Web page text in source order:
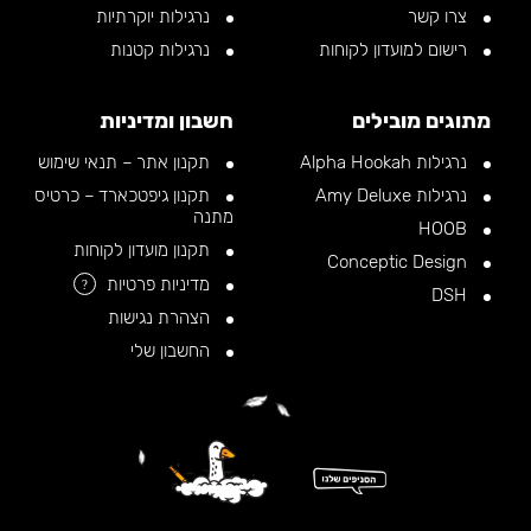
צרו קשר
רישום למועדון לקוחות
נרגילות יוקרתיות
נרגילות קטנות
מתוגים מובילים
נרגילות Alpha Hookah
נרגילות Amy Deluxe
חשבון ומדיניות
תקנון אתר – תנאי שימוש
תקנון גיפטכארד – כרטיס
מתנה
תקנון מועדון לקוחות
מדיניות פרטיות
?
הצהרת נגישות
החשבון שלי